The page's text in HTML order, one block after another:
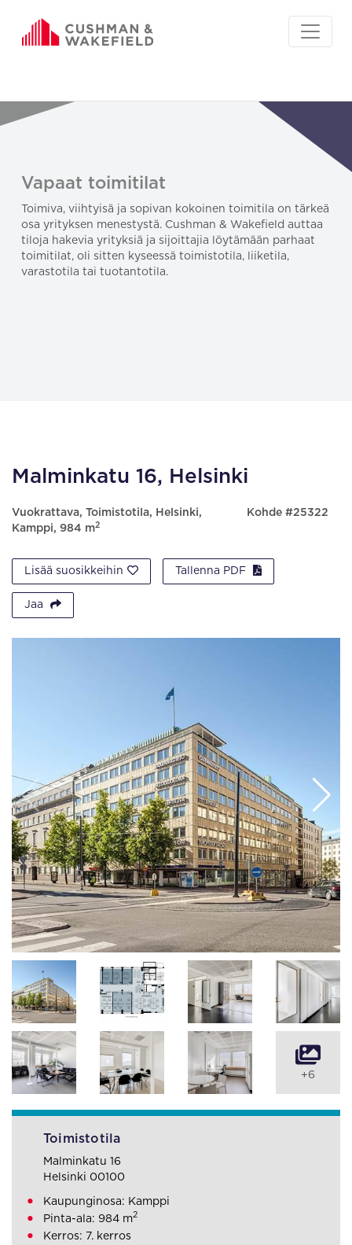
Vapaat toimitilat
Toimiva, viihtyisä ja sopivan kokoinen toimitila on tärkeä
osa yrityksen menestystä. Cushman & Wakefield auttaa
tiloja hakevia yrityksiä ja sijoittajia löytämään parhaat
toimitilat, oli sitten kyseessä toimistotila, liiketila,
varastotila tai tuotantotila.
Malminkatu 16, Helsinki
Vuokrattava, Toimistotila, Helsinki,
Kamppi, 984 m2
Kohde #25322
Lisää suosikkeihin Tallenna PDF
Jaa
+6
Toimistotila
Malminkatu 16
Helsinki 00100
Kaupunginosa: Kamppi
Pinta-ala: 984 m2
Kerros: 7. kerros